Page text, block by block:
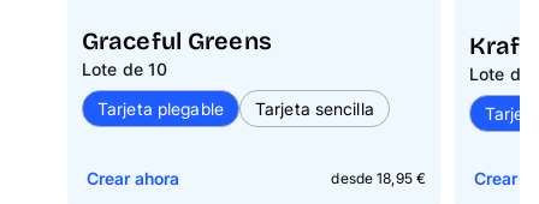
Graceful Greens
Lote de 10
Tarjeta plegable
Tarjeta sencilla
desde 18,95 €
Crear ahora
Kraft
Lote de
Crear